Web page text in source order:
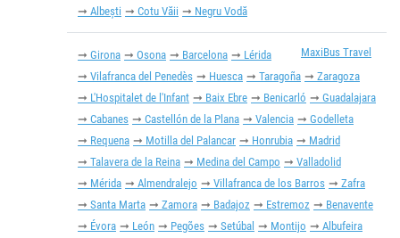
Albești
Cotu Văii Negru Vodă
MaxiBus Travel
Girona Osona Barcelona
Lérida
Vilafranca del Penedès
Huesca Taragoña
Zaragoza
L'Hospitalet de l'Infant
Baix Ebre Benicarló
Guadalajara
Cabanes
Castellón de la Plana Valencia
Godelleta
Requena
Motilla del Palancar Honrubia
Madrid
Talavera de la Reina
Medina del Campo
Valladolid
Mérida
Almendralejo Villafranca de los Barros
Zafra
Santa Marta
Zamora Badajoz Estremoz
Benavente
Évora
León Pegões Setúbal Montijo
Albufeira